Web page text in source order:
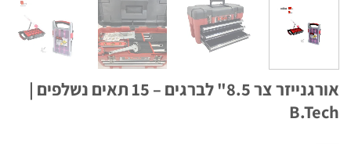
אורגנייזר צר 8.5" לברגים – 15 תאים נשלפים |